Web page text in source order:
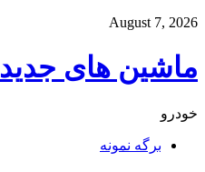
August 7, 2026
ماشین های جدید
خودرو
برگه نمونه